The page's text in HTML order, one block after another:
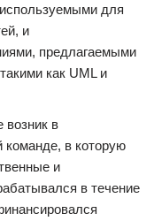
для
и
предлагаемыми
как UML и
возник в
команде, в которую
и
в течение